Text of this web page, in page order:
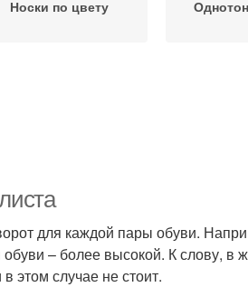
Носки по цвету
для каждой пары обуви.
– более высокой. К слову, в
этом случае не стоит.